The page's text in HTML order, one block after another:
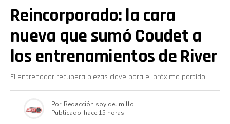
Reincorporado: la cara
nueva que sumó Coudet a
los entrenamientos de River
El entrenador recupera piezas clave para el próximo partido.
Por Redacción soy del millo
Publicado hace 15 horas